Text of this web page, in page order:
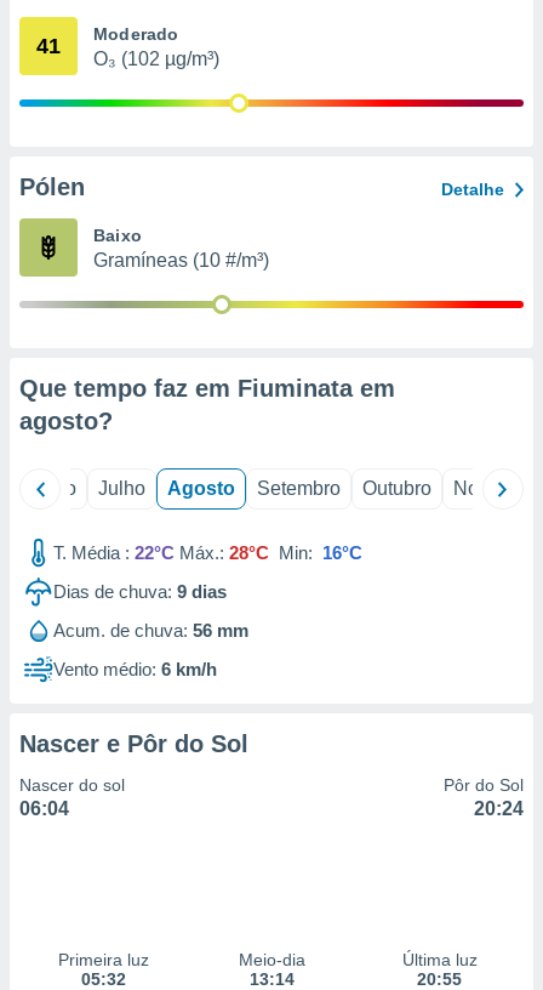
através
estudos
1199
41 Moderado
O₃ (102 µg/m³)
Pólen Detalhe
Baixo
Gramíneas (10 #/m³)
Que tempo faz em Fiuminata em
agosto?
Junho Julho Agosto Setembro Outubro Novembro
T. Média : 22°C Máx.: 28°C Min: 16°C
Dias de chuva: 9 dias
Acum. de chuva: 56 mm
Vento médio: 6 km/h
Nascer e Pôr do Sol
Nascer do sol
06:04
Pôr do Sol
20:24
Primeira luz
05:32
Meio-dia
13:14
Última luz
20:55